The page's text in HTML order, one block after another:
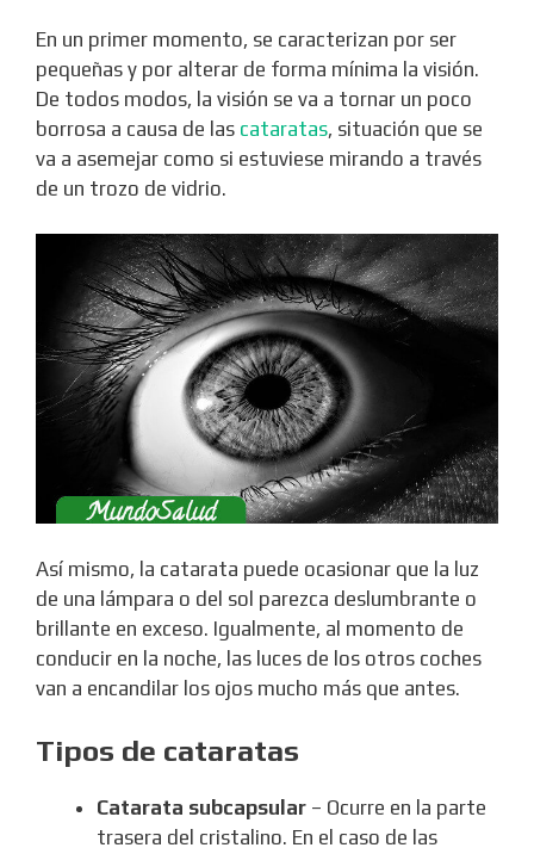
En un primer momento, se caracterizan por ser
pequeñas y por alterar de forma mínima la visión.
De todos modos, la visión se va a tornar un poco
borrosa a causa de las cataratas, situación que se
va a asemejar como si estuviese mirando a través
de un trozo de vidrio.
Así mismo, la catarata puede ocasionar que la luz
de una lámpara o del sol parezca deslumbrante o
brillante en exceso. Igualmente, al momento de
conducir en la noche, las luces de los otros coches
van a encandilar los ojos mucho más que antes.
Tipos de cataratas
Catarata subcapsular – Ocurre en la parte
trasera del cristalino. En el caso de las